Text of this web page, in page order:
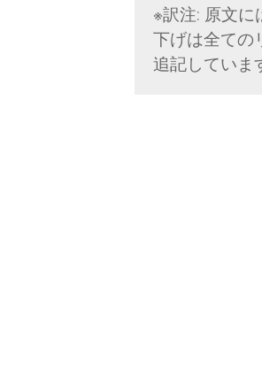
※訳注: 原文に
下げは全ての
追記していま